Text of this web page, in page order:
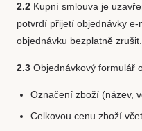
2.2 Kupní smlouva je
potvrdí přijetí objednávky
objednávku bezplatně zrušit.
2.3 Objednávkový formulář
Označení zboží (název,
Celkovou cenu zboží